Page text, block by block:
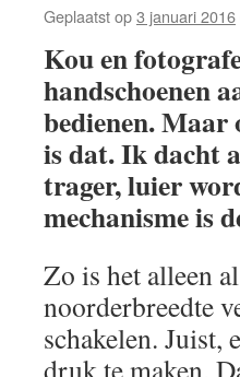
Geplaatst op3 januari 2016
Kou en
handschoenen
bedienen.
is dat. Ik dacht
trager, luier
mechanisme is
Zo is het alleen
noorderbreedte
schakelen. Juist,
druk te maken.